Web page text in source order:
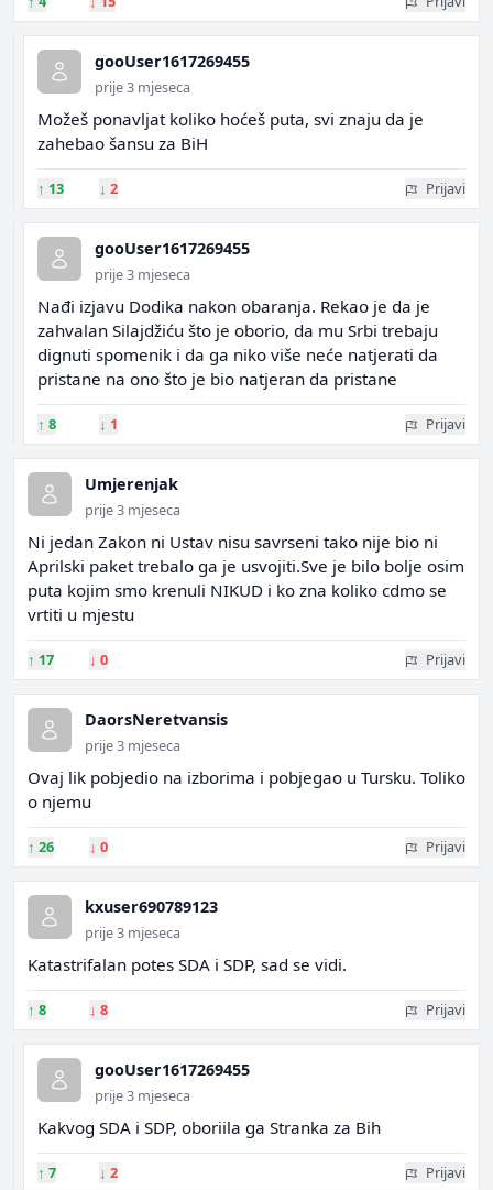
gooUser1617269455
prije 3 mjeseca
Možeš ponavljat koliko hoćeš puta, svi znaju da je
zahebao šansu za BiH
↑ 13 ↓ 2 Prijavi
gooUser1617269455
prije 3 mjeseca
Nađi izjavu Dodika nakon obaranja. Rekao je da je
zahvalan Silajdžiću što je oborio, da mu Srbi trebaju
dignuti spomenik i da ga niko više neće natjerati da
pristane na ono što je bio natjeran da pristane
↑ 8 ↓ 1 Prijavi
Umjerenjak
prije 3 mjeseca
Ni jedan Zakon ni Ustav nisu savrseni tako nije bio ni
Aprilski paket trebalo ga je usvojiti.Sve je bilo bolje osim
puta kojim smo krenuli NIKUD i ko zna koliko cdmo se
vrtiti u mjestu
↑ 17 ↓ 0 Prijavi
DaorsNeretvansis
prije 3 mjeseca
Ovaj lik pobjedio na izborima i pobjegao u Tursku. Toliko
o njemu
↑ 26 ↓ 0 Prijavi
kxuser690789123
prije 3 mjeseca
Katastrifalan potes SDA i SDP, sad se vidi.
↑ 8 ↓ 8 Prijavi
gooUser1617269455
prije 3 mjeseca
Kakvog SDA i SDP, oboriila ga Stranka za Bih
↑ 7 ↓ 2 Prijavi